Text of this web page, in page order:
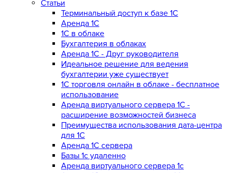
Статьи
Терминальный доступ к базе 1С
Аренда 1С
1С в облаке
Бухгалтерия в облаках
Аренда 1С - Друг руководителя
Идеальное решение для ведения
бухгалтерии уже существует
1С торговля онлайн в облаке - бесплатное
использование
Аренда виртуального сервера 1С -
расширение возможностей бизнеса
Преимущества использования дата-центра
для 1С
Аренда 1С сервера
Базы 1с удаленно
Аренда виртуального сервера 1с